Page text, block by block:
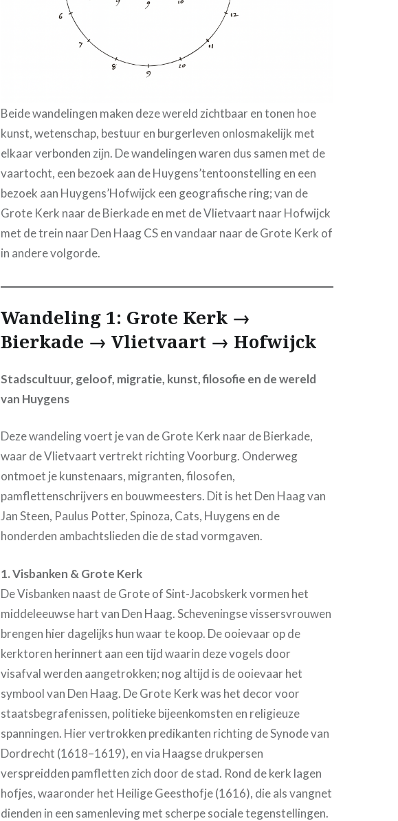
Beide wandelingen maken deze wereld zichtbaar en tonen hoe
kunst, wetenschap, bestuur en burgerleven onlosmakelijk met
elkaar verbonden zijn. De wandelingen waren dus samen met de
vaartocht, een bezoek aan de Huygens’tentoonstelling en een
bezoek aan Huygens’Hofwijck een geografische ring; van de
Grote Kerk naar de Bierkade en met de Vlietvaart naar Hofwijck
met de trein naar Den Haag CS en vandaar naar de Grote Kerk of
in andere volgorde.
Wandeling 1: Grote Kerk →
Bierkade → Vlietvaart → Hofwijck
Stadscultuur, geloof, migratie, kunst, filosofie en de wereld
van Huygens
Deze wandeling voert je van de Grote Kerk naar de Bierkade,
waar de Vlietvaart vertrekt richting Voorburg. Onderweg
ontmoet je kunstenaars, migranten, filosofen,
pamflettenschrijvers en bouwmeesters. Dit is het Den Haag van
Jan Steen, Paulus Potter, Spinoza, Cats, Huygens en de
honderden ambachtslieden die de stad vormgaven.
1. Visbanken & Grote Kerk
De Visbanken naast de Grote of Sint-Jacobskerk vormen het
middeleeuwse hart van Den Haag. Scheveningse vissersvrouwen
brengen hier dagelijks hun waar te koop. De ooievaar op de
kerktoren herinnert aan een tijd waarin deze vogels door
visafval werden aangetrokken; nog altijd is de ooievaar het
symbool van Den Haag. De Grote Kerk was het decor voor
staatsbegrafenissen, politieke bijeenkomsten en religieuze
spanningen. Hier vertrokken predikanten richting de Synode van
Dordrecht (1618–1619), en via Haagse drukpersen
verspreidden pamfletten zich door de stad. Rond de kerk lagen
hofjes, waaronder het Heilige Geesthofje (1616), die als vangnet
dienden in een samenleving met scherpe sociale tegenstellingen.